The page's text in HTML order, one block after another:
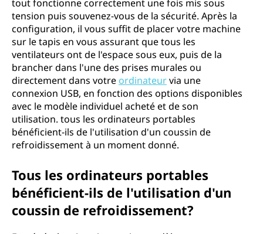
tout fonctionne correctement une fois mis sous
tension puis souvenez-vous de la sécurité. Après la
configuration, il vous suffit de placer votre machine
sur le tapis en vous assurant que tous les
ventilateurs ont de l'espace sous eux, puis de la
brancher dans l'une des prises murales ou
directement dans votre ordinateurvia une
connexion USB, en fonction des options disponibles
avec le modèle individuel acheté et de son
utilisation. tous les ordinateurs portables
bénéficient-ils de l'utilisation d'un coussin de
refroidissement à un moment donné.
Tous les ordinateurs portables
bénéficient-ils de l'utilisation d'un
coussin de refroidissement?